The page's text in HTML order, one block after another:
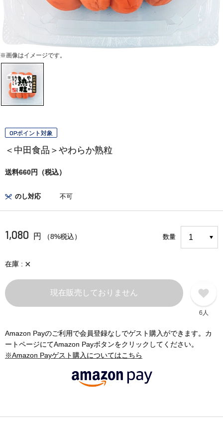
※画像はイメージです。
OPポイント対象
＜中田食品＞やわらか熟粒
送料660円（税込）
のし対応 不可
1,080 円 （8%税込） 数量
在庫 ×
現在販売しておりません
6人
Amazon Payのご利用で会員登録なしでゲスト購入ができます。カ
ートページにてAmazon Payボタンをクリックしてください。
※Amazon Payゲスト購入についてはこちら